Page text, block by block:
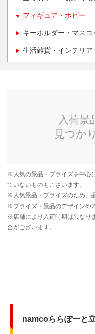
フィギュア・ホビー
キーホルダー・マス
生活雑貨・インテリア
namcoららぽーと